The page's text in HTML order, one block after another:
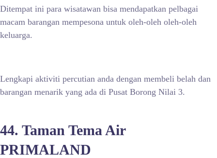
Ditempat ini para wisatawan bisa mendapatkan pelbagai
macam barangan mempesona untuk oleh-oleh oleh-oleh
keluarga.
Lengkapi aktiviti percutian anda dengan membeli belah dan
barangan menarik yang ada di Pusat Borong Nilai 3.
44. Taman Tema Air
PRIMALAND